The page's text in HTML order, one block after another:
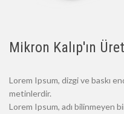
Mikron Kalıp'ın
Lorem Ipsum, dizgi ve baskı
metinlerdir.
Lorem Ipsum, adı bilinmeyen